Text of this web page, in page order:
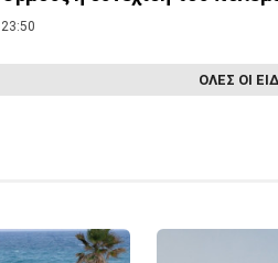
23:50
ΟΛΕΣ ΟΙ